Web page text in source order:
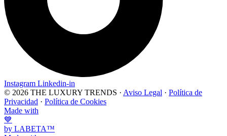
Instagram Linkedin-in
© 2026 THE LUXURY TRENDS · Aviso Legal · Política de
Privacidad · Política de Cookies
Made with
💙
by LABETA™